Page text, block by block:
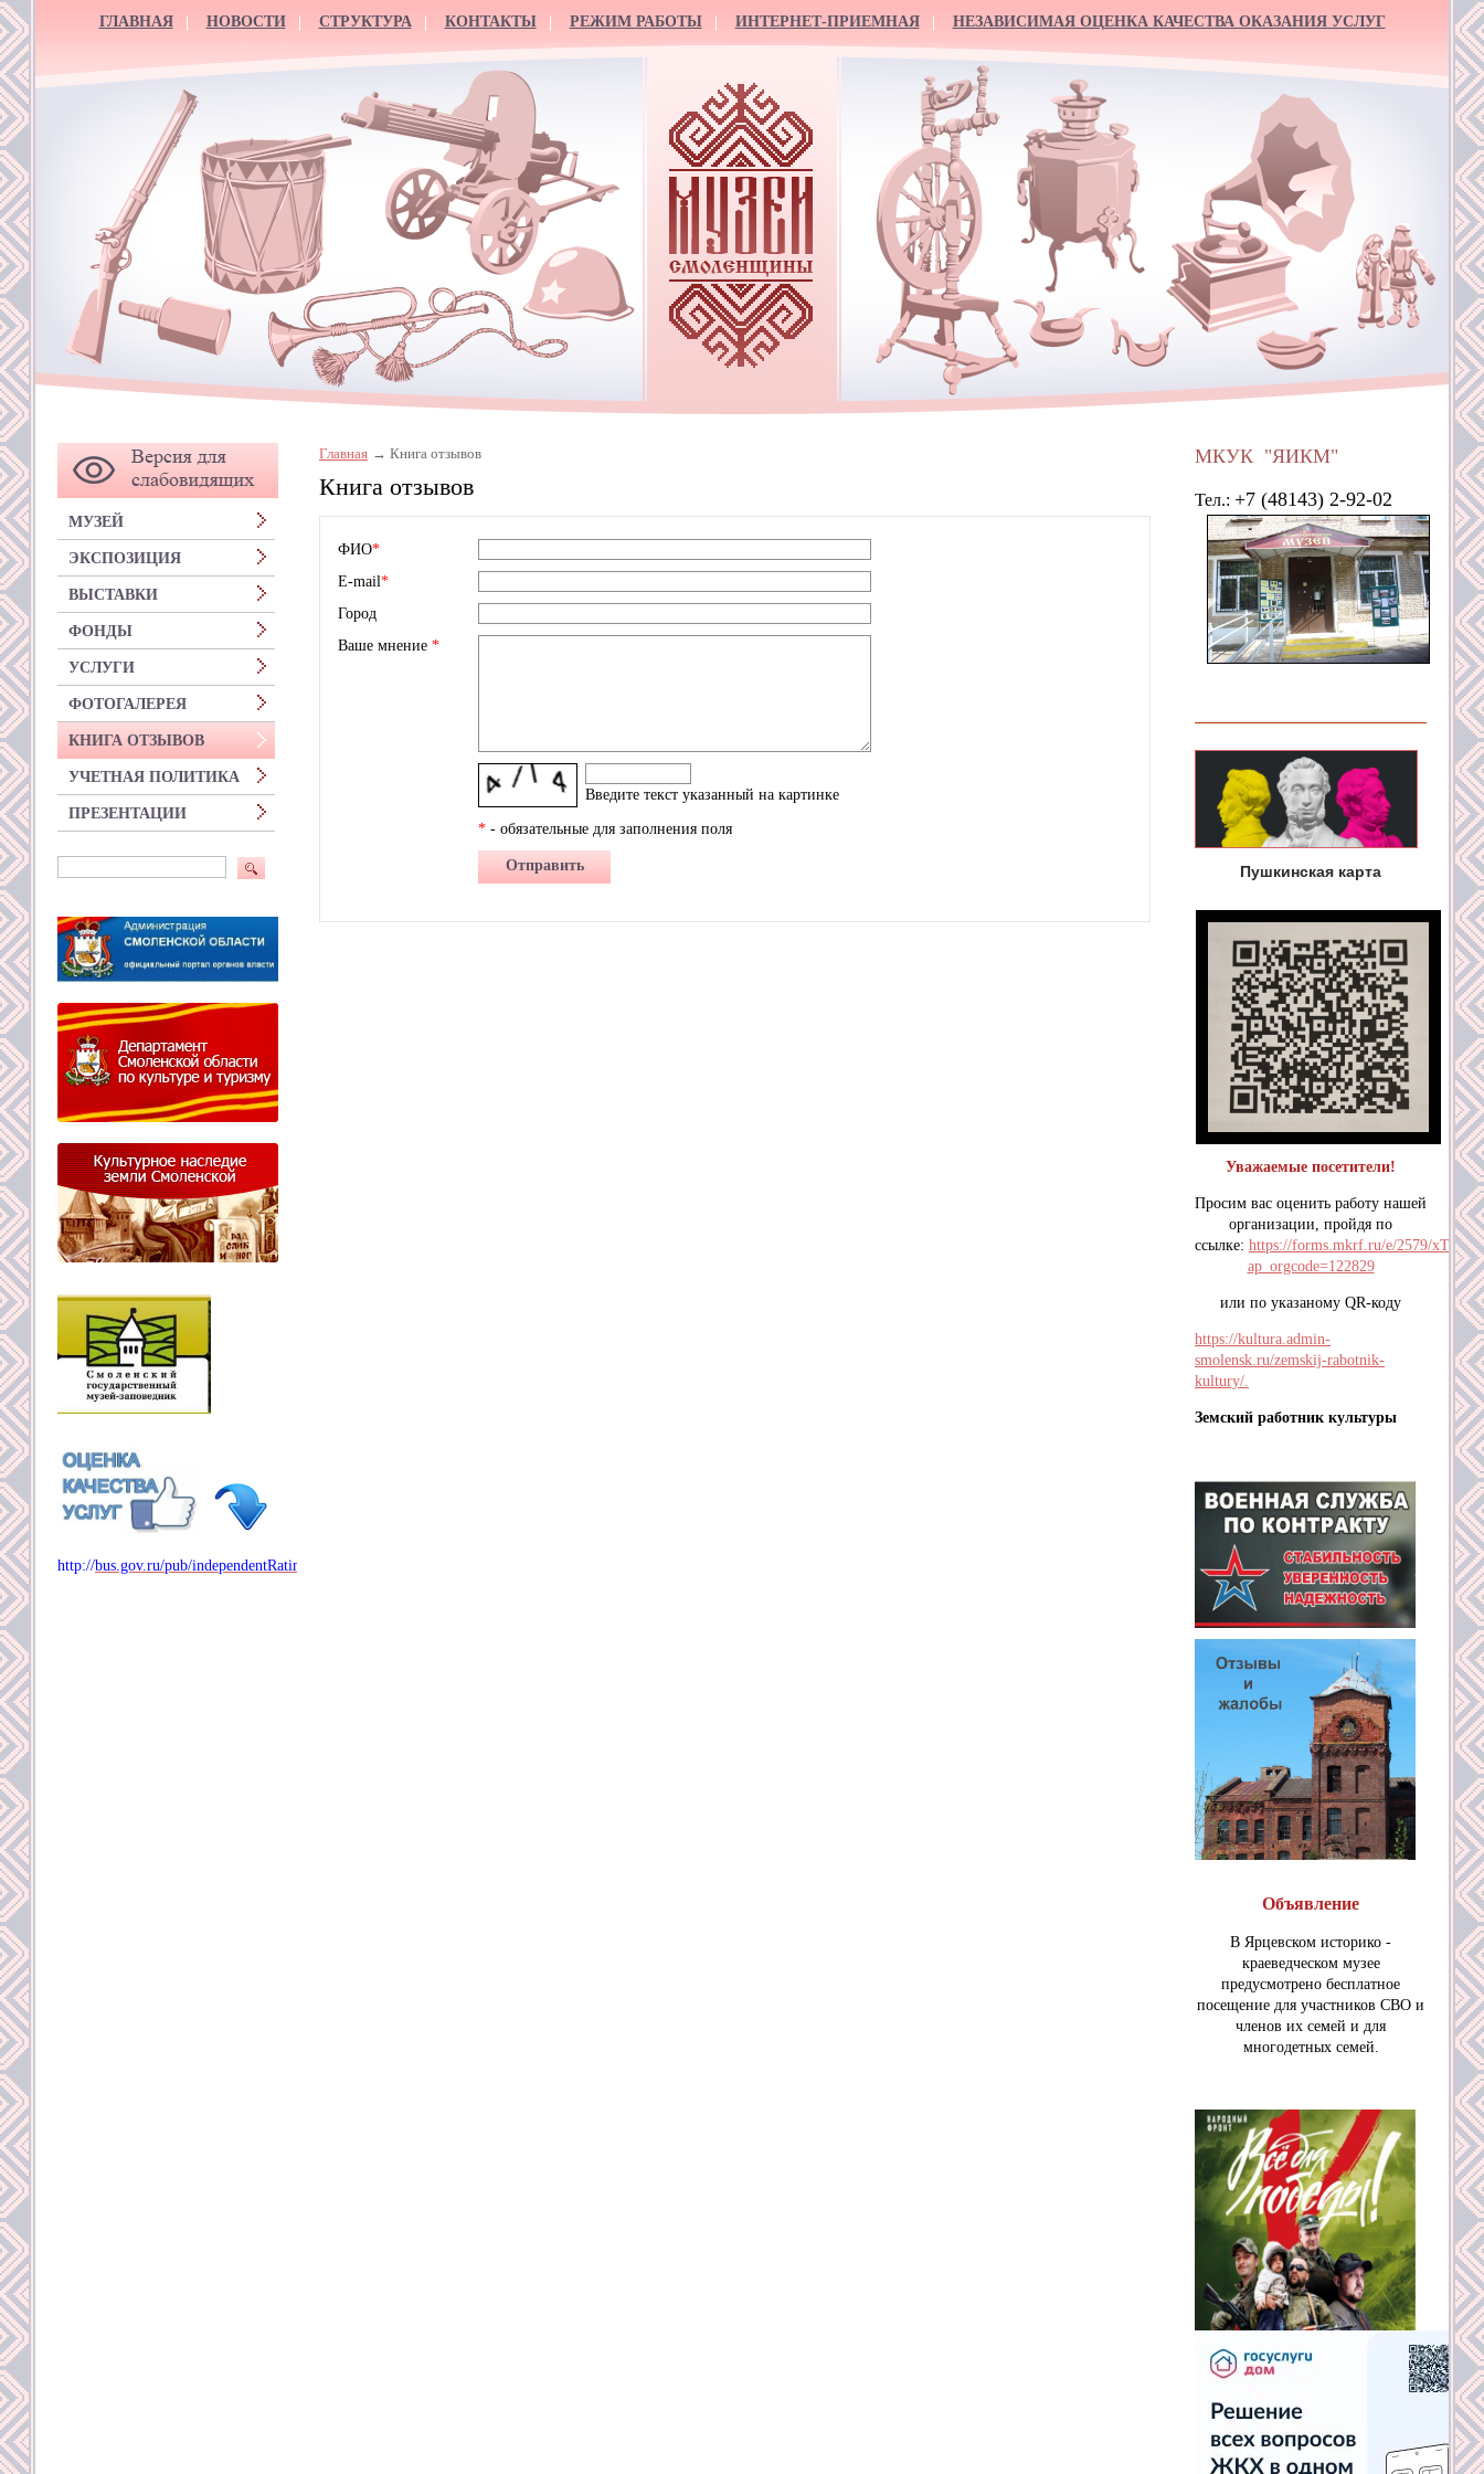
ГЛАВНАЯ НОВОСТИ СТРУКТУРА КОНТАКТЫ РЕЖИМ РАБОТЫ ИНТЕРНЕТ-ПРИЕМНАЯ НЕЗАВИСИМАЯ ОЦЕНКА КАЧЕСТВА ОКАЗАНИЯ УСЛУГ
Главная Книга отзывов
Книга отзывов
ФИО*
E-mail*
Город
Ваше мнение *
Введите текcт указанный на картинке
* - обязательные для заполнения поля
Отправить
МУЗЕЙ
ЭКСПОЗИЦИЯ
ВЫСТАВКИ
ФОНДЫ
УСЛУГИ
ФОТОГАЛЕРЕЯ
КНИГА ОТЗЫВОВ
УЧЕТНАЯ ПОЛИТИКА
ПРЕЗЕНТАЦИИ
http://bus.gov.ru/pub/independentRating/list
МКУК "ЯИКМ"
Тел.: +7 (48143) 2-92-02
Пушкинская карта
Уважаемые посетители!
Просим вас оценить работу нашей
организации, пройдя по
ссылке: https://forms.mkrf.ru/e/2579/
ap_orgcode=122829
или по указаному QR-коду
https://kultura.admin-
smolensk.ru/zemskij-rabotnik-
kultury/.
Земский работник культуры
Объявление
В Ярцевском историко -
краеведческом музее
предусмотрено бесплатное
посещение для участников СВО и
членов их семей и для
многодетных семей.